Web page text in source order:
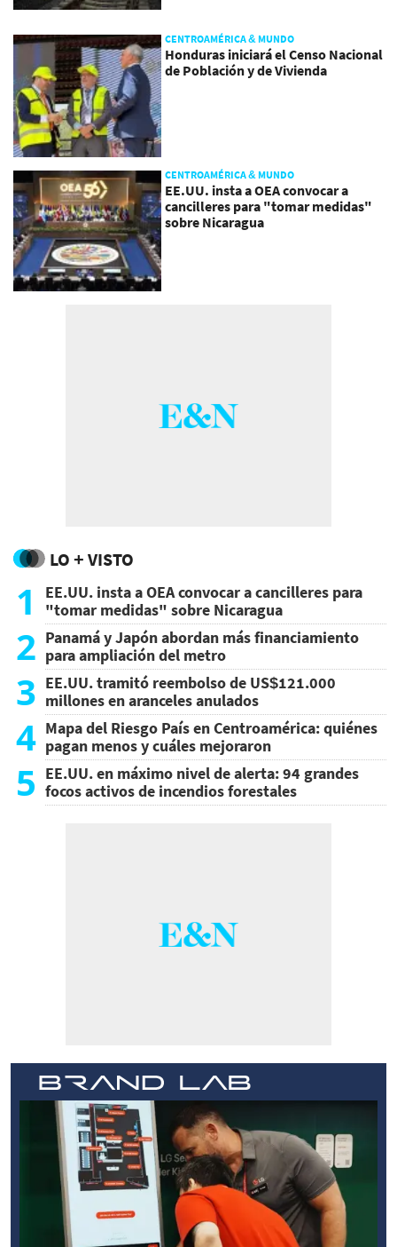
CENTROAMÉRICA & MUNDO
Honduras iniciará el Censo Nacional
de Población y de Vivienda
CENTROAMÉRICA & MUNDO
EE.UU. insta a OEA convocar a
cancilleres para "tomar medidas"
sobre Nicaragua
LO + VISTO
1
EE.UU. insta a OEA convocar a cancilleres para
"tomar medidas" sobre Nicaragua
2 Panamá y Japón abordan más financiamiento
para ampliación del metro
3 EE.UU. tramitó reembolso de US$121.000
millones en aranceles anulados
4 Mapa del Riesgo País en Centroamérica: quiénes
pagan menos y cuáles mejoraron
5 EE.UU. en máximo nivel de alerta: 94 grandes
focos activos de incendios forestales